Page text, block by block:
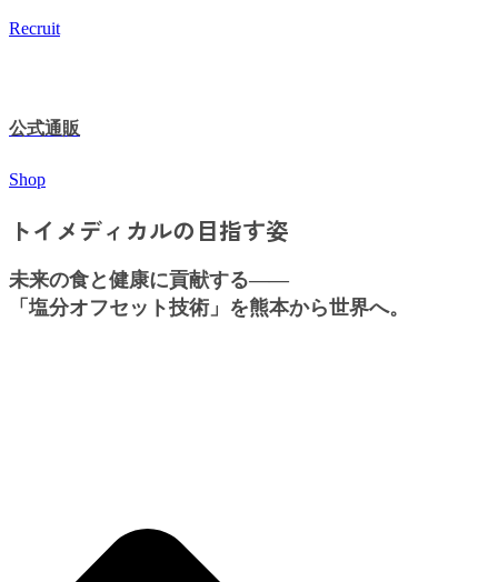
Recruit
公式通販
Shop
トイメディカルの目指す姿
未来の食と健康に貢献する――
「塩分オフセット技術」を熊本から世界へ。